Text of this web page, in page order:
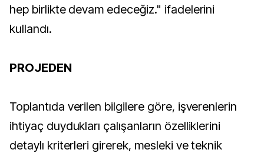
hep birlikte devam edeceğiz." ifadelerini
kullandı.
PROJEDEN
Toplantıda verilen bilgilere göre, işverenlerin
ihtiyaç duydukları çalışanların özelliklerini
detaylı kriterleri girerek, mesleki ve teknik